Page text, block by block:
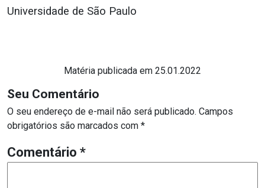
Universidade de São Paulo
Matéria publicada em 25.01.2022
Seu Comentário
O seu endereço de e-mail não será publicado. Campos
obrigatórios são marcados com *
Comentário *